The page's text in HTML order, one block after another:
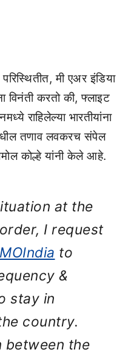
मी एअर इंडिया
विनंती करतो की, फ्लाइट
राहिलेल्या भारतीयांना
तणाव लवकरच संपेल
कोल्हे यांनी केले आहे.
at the
I request
to
&
stay in
country.
between the